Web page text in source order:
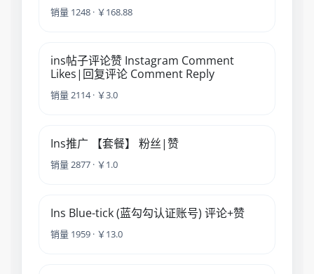
销量 1248 · ￥168.88
ins帖子评论赞 Instagram Comment
Likes|回复评论 Comment Reply
销量 2114 · ￥3.0
Ins推广 【套餐】 粉丝|赞
销量 2877 · ￥1.0
Ins Blue-tick (蓝勾勾认证账号) 评论+赞
销量 1959 · ￥13.0